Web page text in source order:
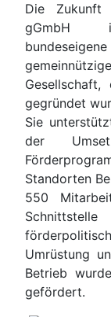
Die Zukunft
gGmbH
bundeseigene
gemeinnützige
Gesellschaft,
gegründet
Sie
der
Standorten
550
Umrüstung
Betrieb
gefördert.